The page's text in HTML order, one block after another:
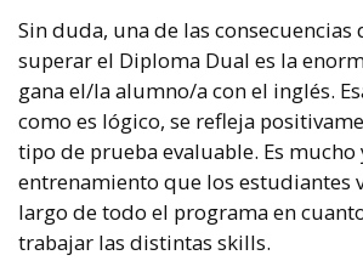
Sin duda, una de las consecuencias
superar el Diploma Dual es la
gana el/la alumno/a con el inglés.
como es lógico, se refleja
tipo de prueba evaluable. Es mucho
entrenamiento que los estudiantes
largo de todo el programa en
trabajar las distintas skills.